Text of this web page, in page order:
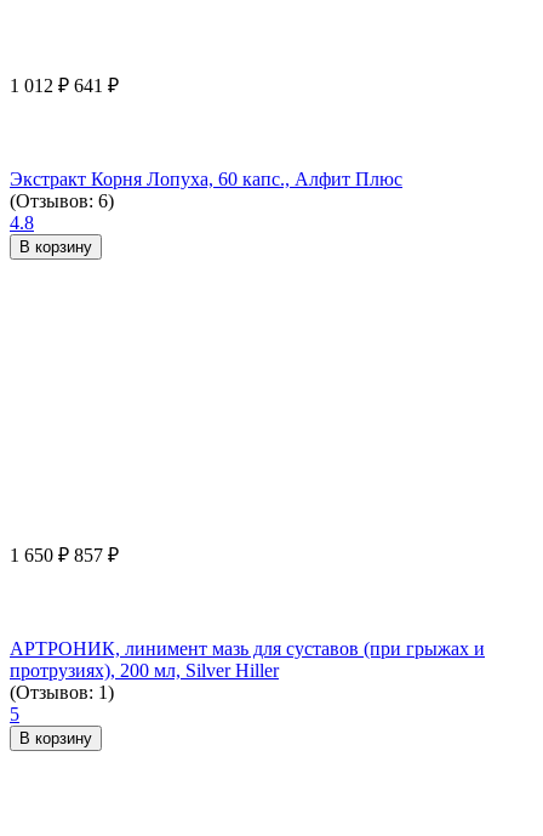
1 012 ₽ 641 ₽
Экстракт Корня Лопуха, 60 капс., Алфит Плюс
(Отзывов: 6)
4.8
В корзину
1 650 ₽ 857 ₽
АРТРОНИК, линимент мазь для суставов (при грыжах и
протрузиях), 200 мл, Silver Hiller
(Отзывов: 1)
5
В корзину